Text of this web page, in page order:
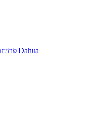
פתיחת קריאת שירות מצלמות Dahua